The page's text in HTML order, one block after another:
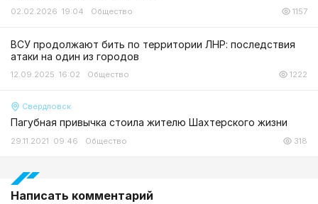
02.02.2026 19:04 Общество 1157
ВСУ продолжают бить по территории ЛНР: последствия
атаки на один из городов
12.09.2025 16:02 Общество 1222
Свердловск
Пагубная привычка стоила жителю Шахтерского жизни
29.11.2021 09:46 Общество 318
Написать комментарий